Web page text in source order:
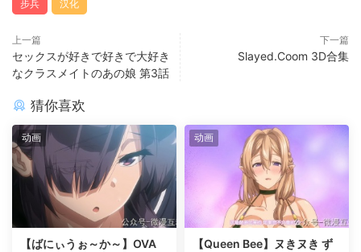
步兵 汉化
上一篇
セックスが好きで好きで大好き
なクラスメイトのあの娘 第3話
下一篇
Slayed.Coom 3D合集
猜你喜欢
动画
【ばにぃうぉ～か～】OVA
动画
【Queen Bee】ヌきヌき ず